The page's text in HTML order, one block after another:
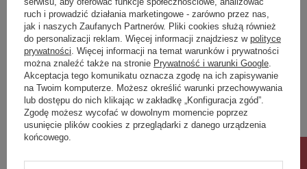
Napisz swoją opinię
Twoja ocena:
5/5
Treść twojej opinii
ruch i prowadzić działania marketingowe - zarówno przez nas,
jak i naszych Zaufanych Partnerów. Pliki cookies służą również
do personalizacji reklam. Więcej informacji znajdziesz w polityce
prywatności . Więcej informacji na temat warunków i prywatności
można znaleźć także na stronie Prywatność i warunki Google
Akceptacja tego komunikatu oznacza zgodę na ich zapisywanie
na Twoim komputerze. Możesz określić warunki przechowywania
lub dostępu do nich klikając w zakładkę „Konfiguracja zgód”.
Zgodę możesz wycofać w dowolnym momencie poprzez
usunięcie plików cookies z przeglądarki z danego urządzenia
końcowego.